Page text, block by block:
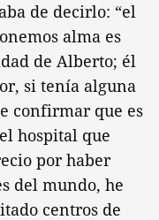
de decirlo: “el
alma es
de Alberto; él
si tenía alguna
confirmar que es
hospital que
por haber
del mundo, he
centros de